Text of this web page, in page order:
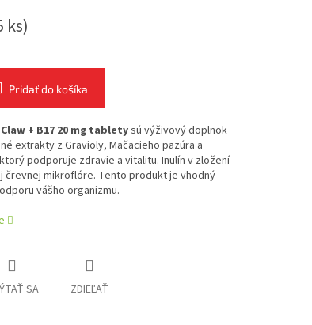
ks)
Pridať do košíka
+ B17 20 mg tabletysú výživový doplnok
extrakty z Gravioly, Mačacieho pazúra a
podporuje zdravie a vitalitu. Inulín v zložení
črevnej mikroflóre. Tento produkt je vhodný
vášho organizmu.
SA ZDIEĽAŤ